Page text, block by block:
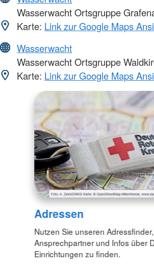
Wasserwacht Ortsgruppe
Karte: Link zur Google Maps
Wasserwacht
Wasserwacht Ortsgruppe
Karte: Link zur Google Maps
Adressen
Nutzen Sie unseren
Ansprechpartner und Infos über
Einrichtungen zu finden.